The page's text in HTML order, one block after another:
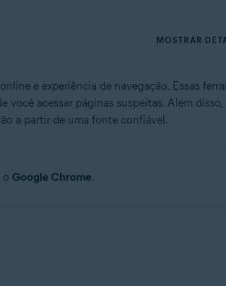
MOSTRAR
e experiência de navegação.Essas
acessar páginas suspeitas. Além disso,
a partir de uma fonte confiável.
o Google Chrome.